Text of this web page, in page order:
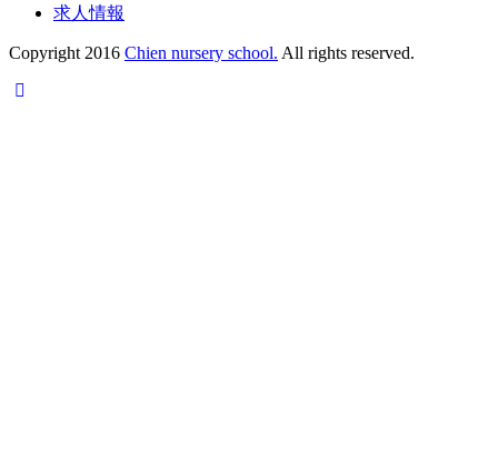
求人情報
Copyright 2016 Chien nursery school. All rights reserved.